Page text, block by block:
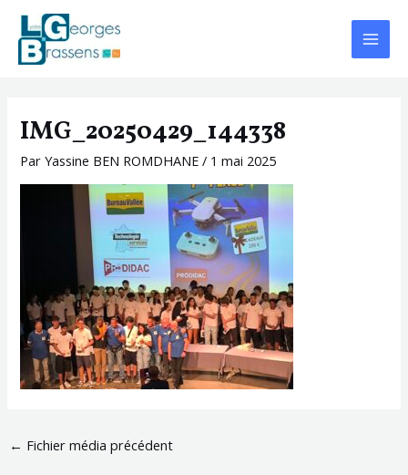
Aller
contenu
Main
Menu
IMG_20250429_144338
ParYassine BEN ROMDHANE/ 1 mai 2025
Navigation
des
articles
← Fichier média précédent